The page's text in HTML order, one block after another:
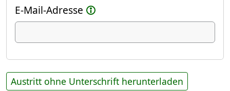
E-Mail-Adresse
Austritt ohne Unterschrift herunterladen